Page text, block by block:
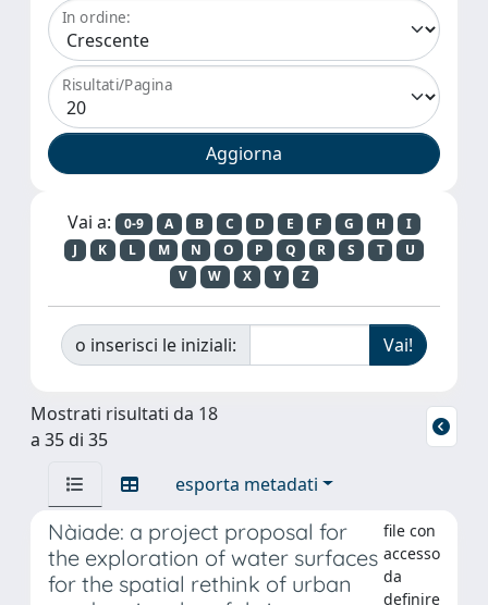
In ordine:
Risultati/Pagina
Vai a: 0-9 A B C D E F G H
I
J
K L M N O P Q R S T
U
V
W X Y Z
o inserisci le iniziali:
Mostrati risultati da 18
a 35 di 35
esporta metadati
Nàiade: a project proposal for
the exploration of water surfaces
for the spatial rethink of urban
file con
accesso
da
definire